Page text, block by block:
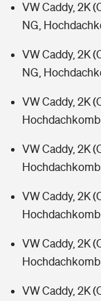
VW Caddy, 2K
NG,
VW Caddy, 2K
NG,
VW Caddy, 2K
VW Caddy, 2K
VW Caddy, 2K
VW Caddy, 2K
VW Caddy, 2K